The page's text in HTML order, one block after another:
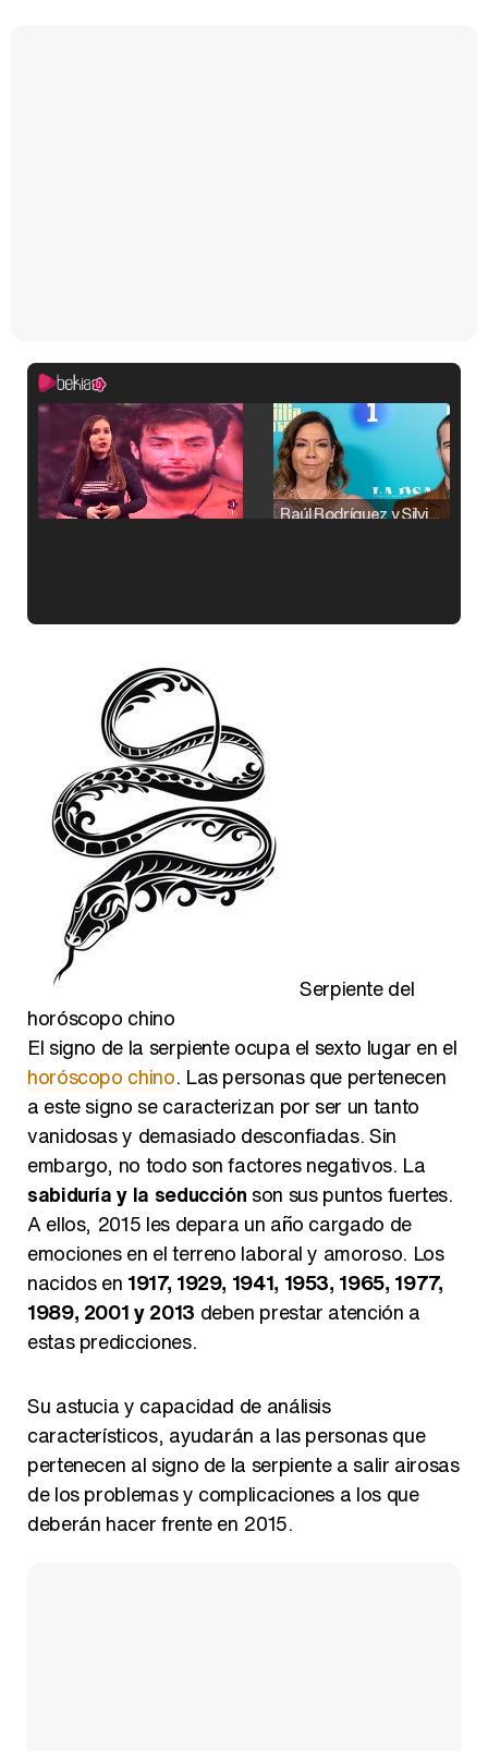
Raúl Rodríguez y Silvia Taulés nos cuentan su papel en 'La familia de la tele'
Magdalena de Suecia responde a las críticas y explica por qué le han permitido lanzar su propio negocio
Serpiente del
horóscopo chino
El signo de la serpiente ocupa el sexto lugar en el
horóscopo chino. Las personas que pertenecen
a este signo se caracterizan por ser un tanto
vanidosas y demasiado desconfiadas. Sin
embargo, no todo son factores negativos. La
sabiduría y la seducción son sus puntos fuertes.
A ellos, 2015 les depara un año cargado de
emociones en el terreno laboral y amoroso. Los
nacidos en 1917, 1929, 1941, 1953, 1965, 1977,
1989, 2001 y 2013 deben prestar atención a
estas predicciones.
Su astucia y capacidad de análisis
característicos, ayudarán a las personas que
pertenecen al signo de la serpiente a salir airosas
de los problemas y complicaciones a los que
deberán hacer frente en 2015.